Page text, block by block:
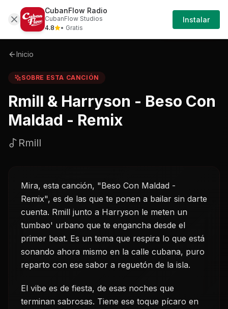
Sobre Rmill-harryson---beso-con-maldad---
Iniciar
Sesión
Inicio
SOBRE ESTA CANCIÓN
Rmill & Harryson - Beso Con
Maldad - Remix
Rmill
Mira, esta canción, "Beso Con Maldad -
Remix", es de las que te ponen a bailar sin darte
cuenta. Rmill junto a Harryson le meten un
tumbao' urbano que te engancha desde el
primer beat. Es un tema que respira lo que está
sonando ahora mismo en la calle cubana, puro
reparto con ese sabor a reguetón de la isla.
El vibe es de fiesta, de esas noches que
terminan sabrosas. Tiene ese toque pícaro en
CubanFlow Radio
CubanFlow Studios
4.8
• Gratis
Instalar